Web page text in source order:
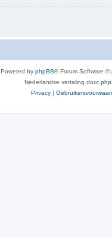
Powered by phpBB® Forum Software ©
Nederlandse vertaling door
Privacy |